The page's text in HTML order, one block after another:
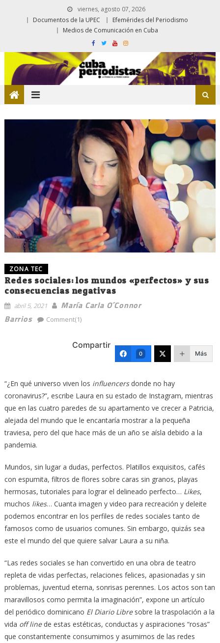
viernes, agosto 07, 2026
Documentos de la UPEC
Efemérides del Periodismo
Medios de Comunicación en Cuba
ZONA TEC
Redes sociales: los mundos «perfectos» y sus
consecuencias negativas
abril 5, 2021
María Carla O´Connor
Barrios
Comment(1)
Compartir
0 Más
“¿En qué universo viven los influencersdonde no hay
coronavirus?”, escribe Laura en su estado de Instagram, mientras
que en las cuatro paredes de su apartamento ve crecer a Patricia,
alejada del mundo que le encantaría mostrar a la pequeña
traviesa, pero del que hace más de un año se aísla debido a la
pandemia.
Mundos, sin lugar a dudas, perfectos. Platillos exquisitos, cafés
con espumita, filtros de flores sobre caras sin granos, playas
hermosas, tutoriales para lograr el delineado perfecto… Likes,
muchos likes… Cuanta imagen y video para recreación y deleite
podemos encontrar en los perfiles de redes sociales tanto de
famosos como de usuarios comunes. Sin embargo, quizás sea
este el mundo del que quiere salvar Laura a su niña.
“Las redes sociales se han convertido en una obra de teatro
repleta de vidas perfectas, relaciones felices, apasionadas y sin
problemas, juventud eterna, sonrisas perennes. Los actos son tan
maravillosos como permita la imaginación”, expone un artículo
del periódico dominicano El Diario Libresobre la traspolación a la
vida off linede estas estéticas, conductas y aspiraciones “rosas”
que constantemente consumimos y asumimos de las redes